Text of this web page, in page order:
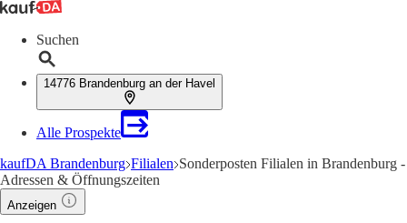
Suchen
14776 Brandenburg an der Havel
Alle Prospekte
kaufDA Brandenburg Filialen Sonderposten Filialen in Brandenburg -
Adressen & Öffnungszeiten
Anzeigen